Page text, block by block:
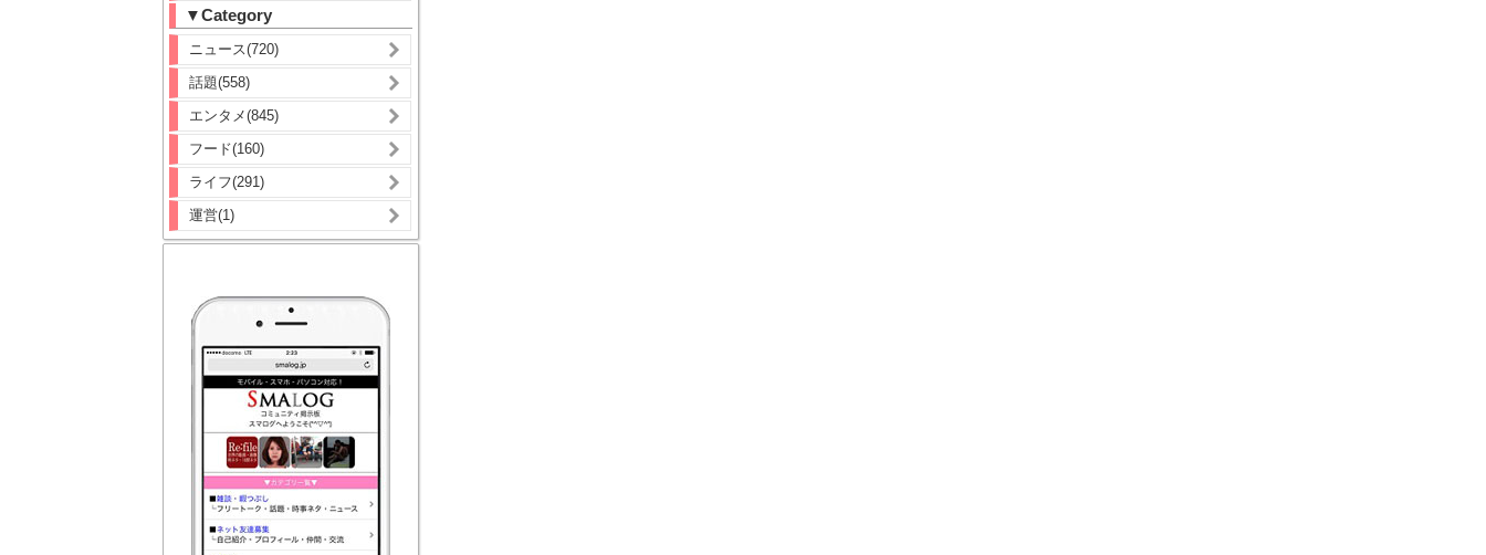
▼Category
ニュース(720)
話題(558)
エンタメ(845)
フード(160)
ライフ(291)
運営(1)